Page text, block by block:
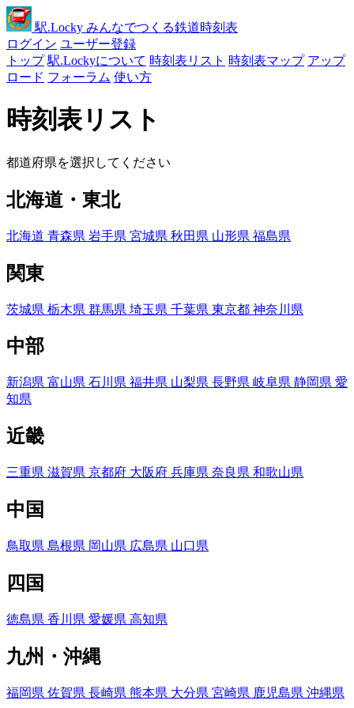
駅.Locky みんなでつくる鉄道時刻表
ログイン ユーザー登録
トップ 駅.Lockyについて 時刻表リスト 時刻表マップ アップ
ロード フォーラム 使い方
時刻表リスト
都道府県を選択してください
北海道・東北
北海道 青森県 岩手県 宮城県 秋田県 山形県 福島県
関東
茨城県 栃木県 群馬県 埼玉県 千葉県 東京都 神奈川県
中部
新潟県 富山県 石川県 福井県 山梨県 長野県 岐阜県 静岡県 愛
知県
近畿
三重県 滋賀県 京都府 大阪府 兵庫県 奈良県 和歌山県
中国
鳥取県 島根県 岡山県 広島県 山口県
四国
徳島県 香川県 愛媛県 高知県
九州・沖縄
福岡県 佐賀県 長崎県 熊本県 大分県 宮崎県 鹿児島県 沖縄県